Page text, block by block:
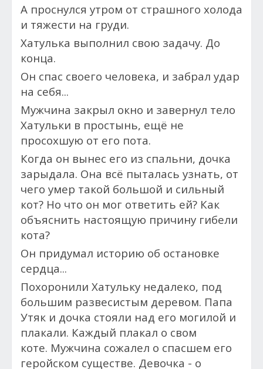
А проснулся утром от страшного холода
и тяжести на груди.
Хатулька выполнил свою задачу. До
конца.
Он спас своего человека, и забрал удар
на себя...
Мужчина закрыл окно и завернул тело
Хатульки в простынь, ещё не
просохшую от его пота.
Когда он вынес его из спальни, дочка
зарыдала. Она всё пыталась узнать, от
чего умер такой большой и сильный
кот? Но что он мог ответить ей? Как
объяснить настоящую причину гибели
кота?
Он придумал историю об остановке
сердца...
Похоронили Хатульку недалеко, под
большим развесистым деревом. Папа
Утяк и дочка стояли над его могилой и
плакали. Каждый плакал о свом
коте. Мужчина сожалел о спасшем его
геройском существе. Девочка - о